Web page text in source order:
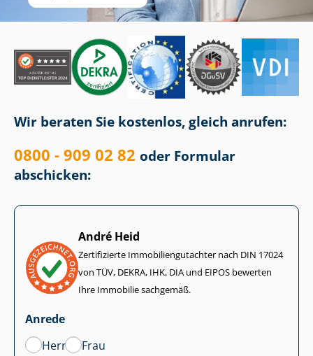
Wir beraten Sie kostenlos, gleich anrufen:
0800 - 909 02 82 oder Formular
abschicken:
André Heid
Zertifizierte Im­mo­bi­li­en­gut­ach­ter nach DIN 17024
von TÜV, DEKRA, IHK, DIA und EIPOS bewerten
Ihre Immobilie sachgemäß.
Anrede
Herr
Frau